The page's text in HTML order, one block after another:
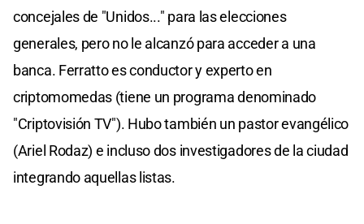
concejales de "Unidos..." para las elecciones
generales, pero no le alcanzó para acceder a una
banca. Ferratto es conductor y experto en
criptomomedas (tiene un programa denominado
"Criptovisión TV"). Hubo también un pastor evangélico
(Ariel Rodaz) e incluso dos investigadores de la ciudad
integrando aquellas listas.